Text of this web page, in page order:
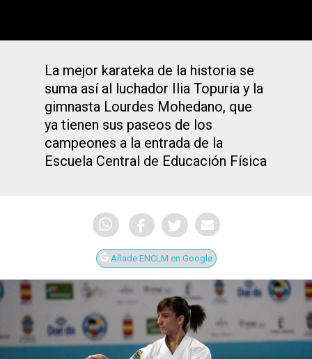
La mejor karateka de la historia se
suma así al luchador Ilia Topuria y la
gimnasta Lourdes Mohedano, que
ya tienen sus paseos de los
campeones a la entrada de la
Escuela Central de Educación Física
Añade ENCLM en Google